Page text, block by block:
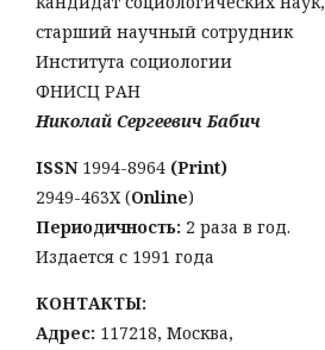
старший научный сотрудник
Института социологии
ФНИСЦ РАН
Николай Сергеевич Бабич
ISSN 1994-8964 (Print)
2949-463Х (Online)
Периодичность: 2 раза в год.
Издается с 1991 года
КОНТАКТЫ:
Адрес: 117218, Москва,